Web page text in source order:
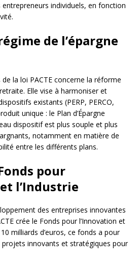
individuels, en fonction
de l’épargne
de la loi PACTE concerne la réforme
Elle vise à harmoniser et
existants (PERP, PERCO,
unique : le Plan d’Épargne
dispositif est plus souple et plus
notamment en matière de
entre les différents plans.
pour
l’Industrie
des entreprises innovantes
crée le Fonds pour l’Innovation et
milliards d’euros, ce fonds a pour
innovants et stratégiques pour